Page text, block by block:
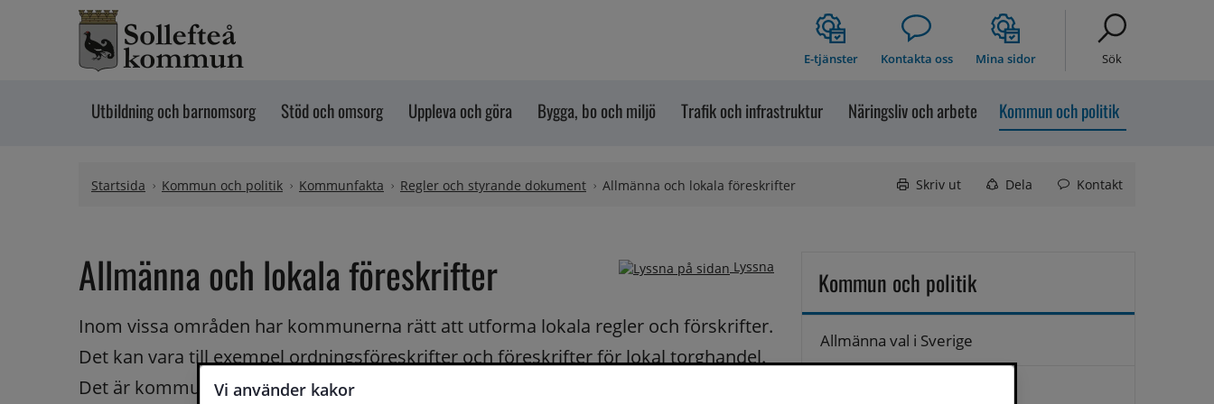
Vi använder kakor
Hoppa till innehåll
E-tjänster Kontakta oss Mina sidor Sök
Utbildning och barnomsorg Stöd och omsorg Uppleva och göra Bygga, bo och miljö Trafik och infrastruktur Näringsliv och arbete Kommun och politik
Startsida Kommun och politik Kommunfakta Regler och styrande dokument Allmänna och lokala föreskrifter Skriv ut Dela Kontakt
Lyssna
Allmänna och lokala föreskrifter
Inom vissa områden har kommunerna rätt att utforma lokala regler och förskrifter.
Det kan vara till exempel ordningsföreskrifter och föreskrifter för lokal torghandel.
Det är kommunfullmäktige som beslutar om lokala föreskrifter.
Kommun och politik
Allmänna val i Sverige